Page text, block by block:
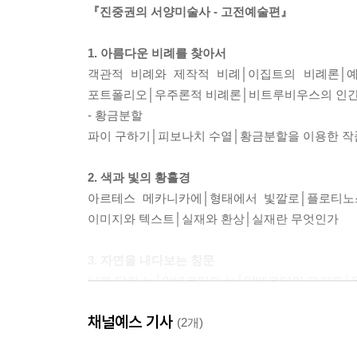
『진중권의 서양미술사 - 고전예술편』
1. 아름다운 비례를 찾아서
객관적 비례와 제작적 비례│이집트의 비례론│
포트폴리오│우주론적 비례론│비트루비우스의 인
- 황금분할
파이 구하기│피보나치 수열│황금분할을 이용한
2. 색과 빛의 황홀경
아르테스 메카니카에│형태에서 빛깔로│플로티
이미지와 텍스트│실재와 환상│실재란 무엇인가
날개 달린 눈│알베르티의 눈│알베르티의 그리드
채널예스 기사 (2개)